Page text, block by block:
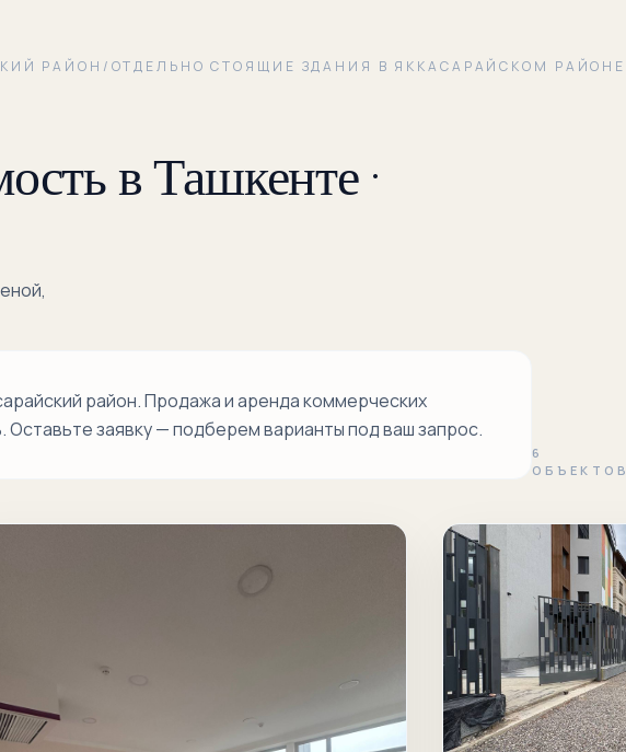
Мерос
РАЙОН / ОТДЕЛЬНО СТОЯЩИЕ ЗДАНИЯ В ЯККАСАРАЙСКОМ РАЙОНЕ
в Ташкенте ·
район. Продажа и аренда коммерческих
заявку — подберем варианты под ваш запрос.
6
ОБЪЕКТОВ